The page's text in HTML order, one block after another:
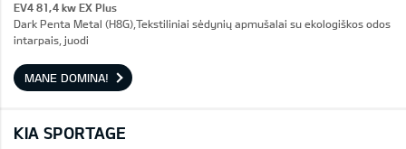
EV4 81,4 kw EX Plus
Dark Penta Metal (H8G),Tekstiliniai sėdynių apmušalai su ekologiškos odos
intarpais, juodi
MANE DOMINA!
KIA SPORTAGE